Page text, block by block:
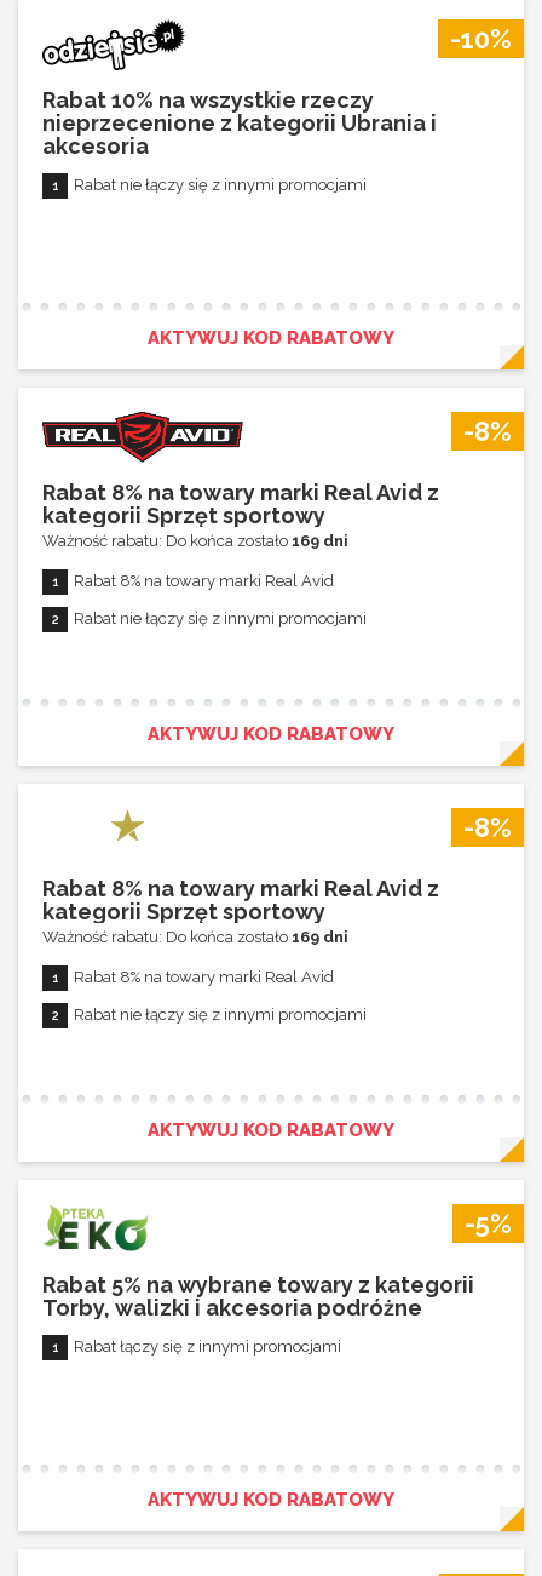
-10%
Rabat 10% na wszystkie rzeczy
nieprzecenione z kategorii Ubrania i
akcesoria
Rabat nie łączy się z innymi promocjami
AKTYWUJ KOD RABATOWY
-8%
Rabat 8% na towary marki Real Avid z
kategorii Sprzęt sportowy
Ważność rabatu: Do końca zostało 169 dni
Rabat 8% na towary marki Real Avid
Rabat nie łączy się z innymi promocjami
AKTYWUJ KOD RABATOWY
-8%
Rabat 8% na towary marki Real Avid z
kategorii Sprzęt sportowy
Ważność rabatu: Do końca zostało 169 dni
Rabat 8% na towary marki Real Avid
Rabat nie łączy się z innymi promocjami
AKTYWUJ KOD RABATOWY
-5%
Rabat 5% na wybrane towary z kategorii
Torby, walizki i akcesoria podróżne
Rabat łączy się z innymi promocjami
AKTYWUJ KOD RABATOWY